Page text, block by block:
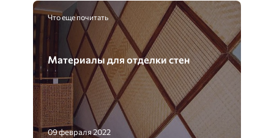
Что еще почитать
Материалы для отделки стен
09 февраля 2022